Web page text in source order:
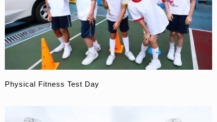
Physical Fitness Test Day